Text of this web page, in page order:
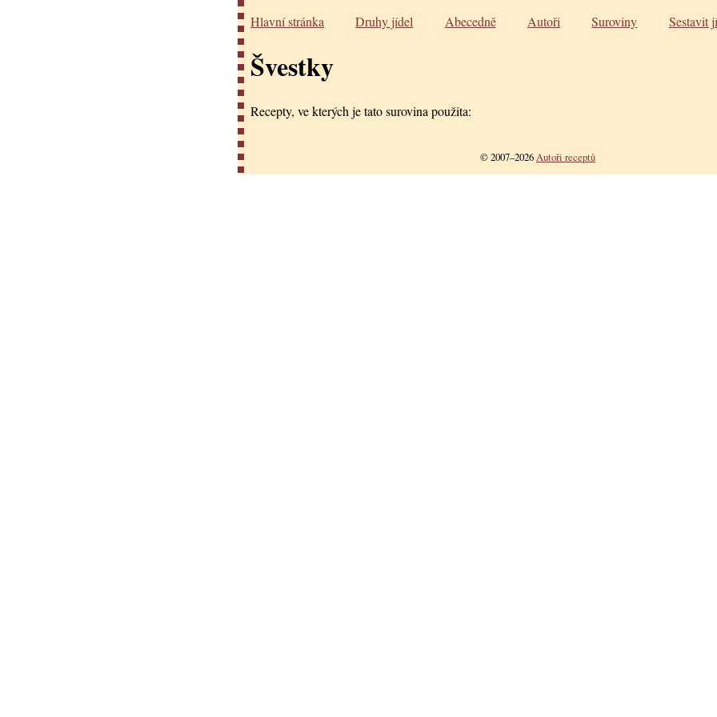
Hlavní stránka Druhy jídel Abecedně Autoři Suroviny Sestavit
Švestky
Recepty, ve kterých je tato surovina použita:
© 2007–2026Autoři receptů